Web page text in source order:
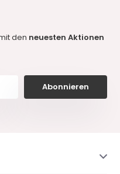
den neuesten Aktionen
Abonnieren